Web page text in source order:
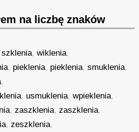
na liczbę znaków
szklenia,wiklenia,
, pieklenia, pieklenia,smuklenia,
,
, usmuklenia,wpieklenia,
,zaszklenia,zaszklenia,
,zeszklenia,